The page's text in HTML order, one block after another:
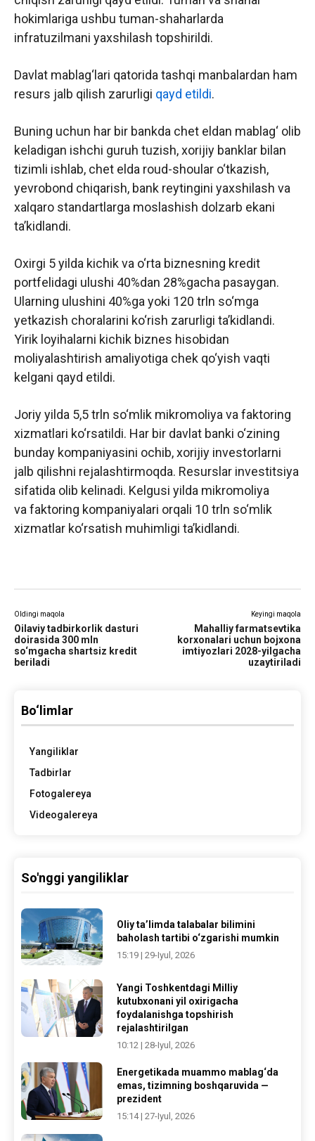
hokimlariga ushbu tuman-shaharlarda
infratuzilmani yaxshilash topshirildi.
Davlat mablag‘lari qatorida tashqi manbalardan ham
resurs jalb qilish zarurligi qayd etildi.
Buning uchun har bir bankda chet eldan mablag‘ olib
keladigan ishchi guruh tuzish, xorijiy banklar bilan
tizimli ishlab, chet elda roud-shoular o‘tkazish,
yevrobond chiqarish, bank reytingini yaxshilash va
xalqaro standartlarga moslashish dolzarb ekani
ta’kidlandi.
Oxirgi 5 yilda kichik va o‘rta biznesning kredit
portfelidagi ulushi 40%dan 28%gacha pasaygan.
Ularning ulushini 40%ga yoki 120 trln so‘mga
yetkazish choralarini ko‘rish zarurligi ta’kidlandi.
Yirik loyihalarni kichik biznes hisobidan
moliyalashtirish amaliyotiga chek qo‘yish vaqti
kelgani qayd etildi.
Joriy yilda 5,5 trln so‘mlik mikromoliya va faktoring
xizmatlari ko‘rsatildi. Har bir davlat banki o‘zining
bunday kompaniyasini ochib, xorijiy investorlarni
jalb qilishni rejalashtirmoqda. Resurslar investitsiya
sifatida olib kelinadi. Kelgusi yilda mikromoliya
va faktoring kompaniyalari orqali 10 trln so‘mlik
xizmatlar ko‘rsatish muhimligi ta’kidlandi.
Oldingi maqola
Oilaviy tadbirkorlik dasturi
doirasida 300 mln
so‘mgacha shartsiz kredit
beriladi
Keyingi maqola
Mahalliy farmatsevtika
korxonalari uchun bojxona
imtiyozlari 2028-yilgacha
uzaytiriladi
Bo‘limlar
Yangiliklar
Tadbirlar
Fotogalereya
Videogalereya
So'nggi yangiliklar
Oliy ta’limda talabalar bilimini
baholash tartibi o‘zgarishi mumkin
15:19 | 29-Iyul, 2026
Yangi Toshkentdagi Milliy
kutubxonani yil oxirigacha
foydalanishga topshirish
rejalashtirilgan
10:12 | 28-Iyul, 2026
Energetikada muammo mablag‘da
emas, tizimning boshqaruvida —
prezident
15:14 | 27-Iyul, 2026